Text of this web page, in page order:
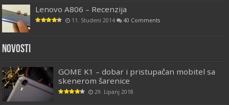
Lenovo A806 – Recenzija
11. Studeni 2014 40 Comments
Novosti
GOME K1 – dobar i pristupačan mobitel sa
skenerom šarenice
29. Lipanj 2018